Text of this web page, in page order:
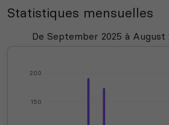
Statistiques mensuelles
150
200